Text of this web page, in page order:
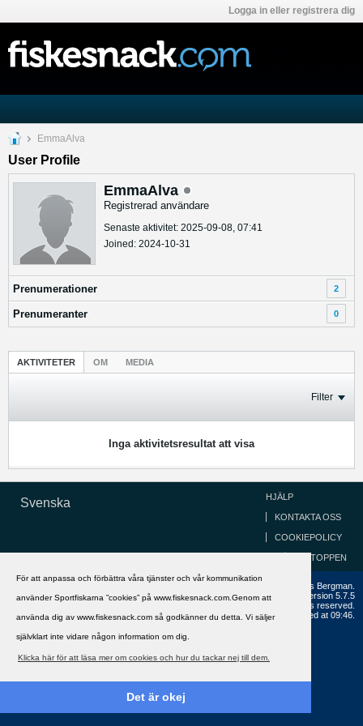
För att anpassa och förbättra våra tjänster och vår kommunikation
använder Sportfiskarna ”cookies” på www.fiskesnack.com.Genom att
använda dig av www.fiskesnack.com så godkänner du detta. Vi säljer
självklart inte vidare någon information om dig.
Klicka här för att läsa mer om cookies och hur du tackar nej till dem.
Det är okej
Logga in eller registrera dig
EmmaAlva
User Profile
EmmaAlva
Registrerad användare
Senaste aktivitet: 2025-09-08, 07:41
Joined: 2024-10-31
Prenumerationer 2
Prenumeranter 0
AKTIVITETER OM MEDIA
Filter
Inga aktivitetsresultat att visa
Svenska HJÄLP
KONTAKTA OSS
COOKIEPOLICY
GÅ TILL TOPPEN
Copyright ©2002 - 2021, FiskeSnack.com. Grundad 2002 av Anders Bergman.
Powered byvBulletin®
Version 5.7.5
Copyright © 2026 MH Sub I, LLC dba vBulletin. All rights reserved.
All times are GMT+1. This page was generated at 09:46.